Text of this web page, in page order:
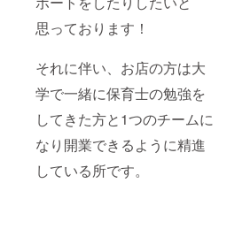
思っております！
それに伴い、お店の方は大
学で一緒に保育士の勉強を
してきた方と1つのチームに
なり開業できるように精進
している所です。